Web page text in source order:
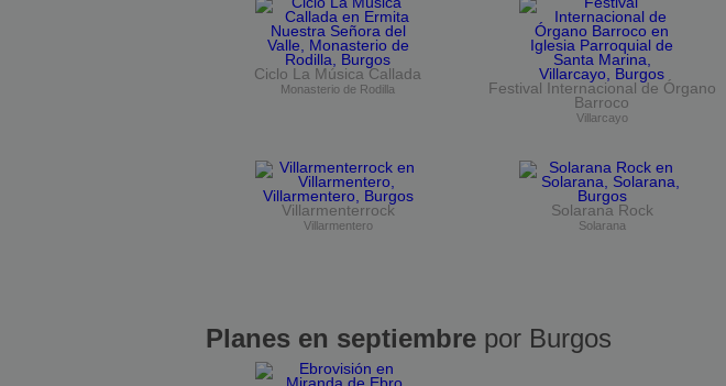
Ciclo La Música Callada
Monasterio de Rodilla
Festival Internacional de Órgano
Barroco
Villarcayo
Villarmenterrock
Villarmentero
Solarana Rock
Solarana
Planes en septiembre por Burgos